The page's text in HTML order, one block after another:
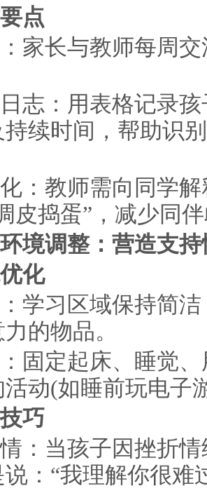
点
家长与教师每周
志：用表格记录
续时间，帮助识
：教师需向同学
皮捣蛋”，减少同
境调整：营造支
化
学习区域保持简
的物品。
固定起床、睡觉
动(如睡前玩电子
巧
：当孩子因挫折
：“我理解你很难